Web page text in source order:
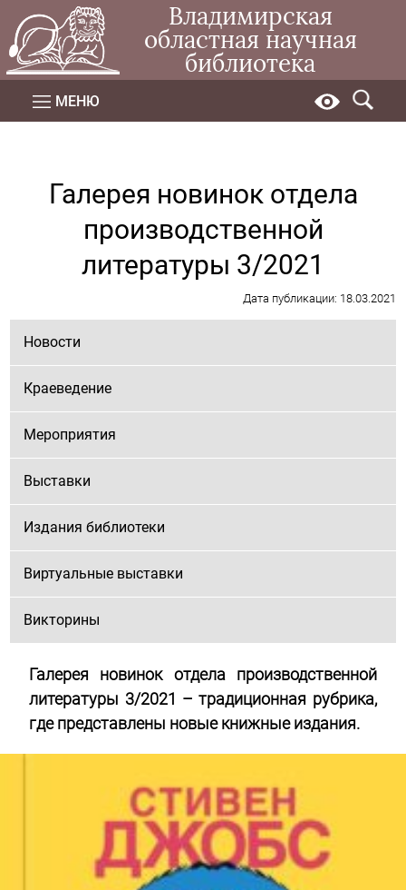
Владимирская
областная научная
библиотека
МЕНЮ
Галерея новинок отдела
производственной
литературы 3/2021
Дата публикации: 18.03.2021
Новости
Краеведение
Мероприятия
Выставки
Издания библиотеки
Виртуальные выставки
Викторины
Галерея новинок отдела производственной
литературы 3/2021 – традиционная рубрика,
где представлены новые книжные издания.